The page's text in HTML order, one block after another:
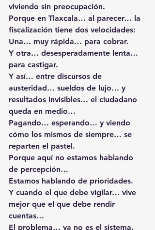
viviendo sin preocupación.
Porque en Tlaxcala… al parecer… la
fiscalización tiene dos velocidades:
Una… muy rápida… para cobrar.
Y otra… desesperadamente lenta…
para castigar.
Y así… entre discursos de
austeridad… sueldos de lujo… y
resultados invisibles… el ciudadano
queda en medio…
Pagando… esperando… y viendo
cómo los mismos de siempre… se
reparten el pastel.
Porque aquí no estamos hablando
de percepción…
Estamos hablando de prioridades.
Y cuando el que debe vigilar… vive
mejor que el que debe rendir
cuentas…
El problema… ya no es el sistema.